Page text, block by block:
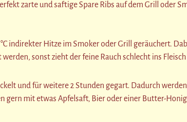
zarte und saftige Spare Ribs auf dem Grill oder
indirekter Hitze im Smoker oder Grill geräuchert.
sonst zieht der feine Rauch schlecht ins Fleisch
und für weitere 2 Stunden gegart. Dadurch
gern mit etwas Apfelsaft, Bier oder einer Butter-